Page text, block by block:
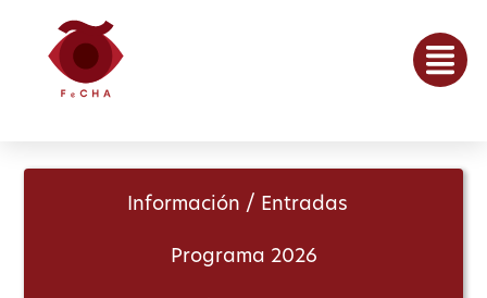
Información / Entradas
Programa 2026